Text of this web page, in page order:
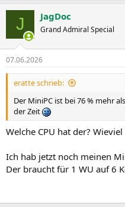
J JagDoc
Grand Admiral Special
07.06.2026
eratte schrieb:
Der MiniPC ist bei 76 % mehr
der Zeit
Welche CPU hat der?
Ich hab jetzt noch meinen
Der braucht für 1 WU auf 6